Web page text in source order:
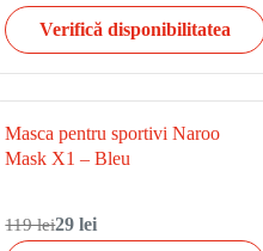
Verifică disponibilitatea
Masca pentru sportivi Naroo
Mask X1 – Bleu
119 lei29 lei